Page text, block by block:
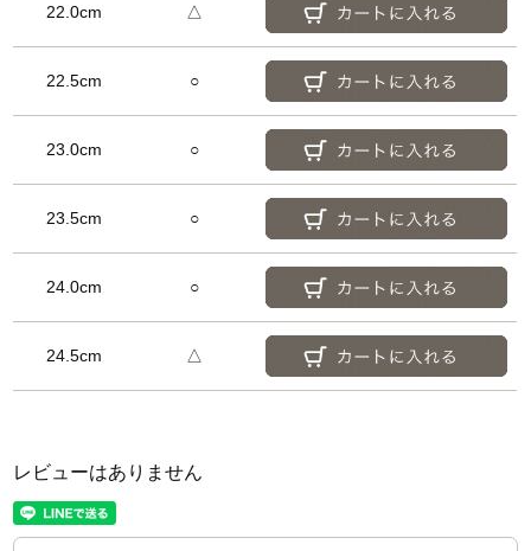
22.0cm △
22.5cm ○
23.0cm ○
23.5cm ○
24.0cm ○
24.5cm △
レビューはありません